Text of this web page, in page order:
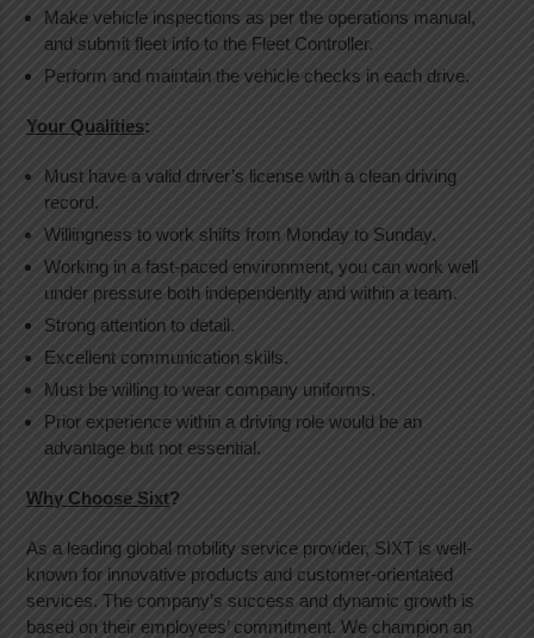
Make vehicle inspections as per the operations manual,
and submit fleet info to the Fleet Controller.
Perform and maintain the vehicle checks in each drive.
Your Qualities:
Must have a valid driver’s license with a clean driving
record.
Willingness to work shifts from Monday to Sunday.
Working in a fast-paced environment, you can work well
under pressure both independently and within a team.
Strong attention to detail.
Excellent communication skills.
Must be willing to wear company uniforms.
Prior experience within a driving role would be an
advantage but not essential.
Why Choose Sixt?
As a leading global mobility service provider, SIXT is well-
known for innovative products and customer-orientated
services. The company’s success and dynamic growth is
based on their employees’ commitment. We champion an